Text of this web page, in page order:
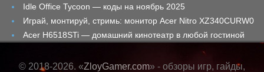
Idle Office Tycoon — коды на ноябрь 2025
Играй, монтируй, стримь: монитор Acer Nitro XZ340CURW0
Acer H6518STi — домашний кинотеатр в любой гостиной
© 2018-2026. «ZloyGamer.com» - обзоры игр, гайды,